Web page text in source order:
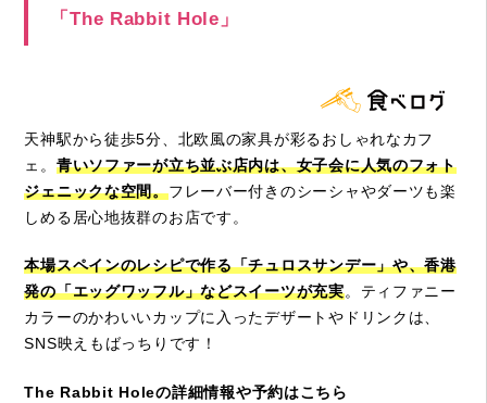
「The Rabbit Hole」
天神駅から徒歩5分、北欧風の家具が彩るおしゃれなカフ
ェ。 青いソファーが立ち並ぶ店内は、女子会に人気のフォト
ジェニックな空間。フレーバー付きのシーシャやダーツも楽
しめる居心地抜群のお店です。
本場スペインのレシピで作る「チュロスサンデー」や、香港
発の「エッグワッフル」などスイーツが充実。ティファニー
カラーのかわいいカップに入ったデザートやドリンクは、
SNS映えもばっちりです！
The Rabbit Holeの詳細情報や予約はこちら